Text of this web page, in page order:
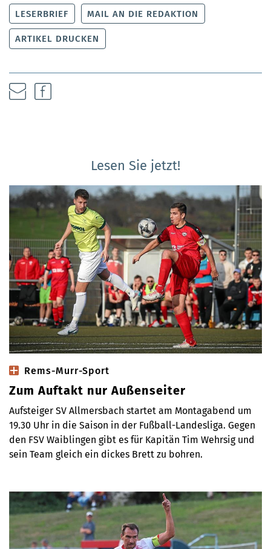
LESERBRIEF MAIL AN DIE REDAKTION
ARTIKEL DRUCKEN
Lesen Sie jetzt!
Rems-Murr-Sport
Zum Auftakt nur Außenseiter
Aufsteiger SV Allmersbach startet am Montagabend um
19.30 Uhr in die Saison in der Fußball-Landesliga. Gegen
den FSV Waiblingen gibt es für Kapitän Tim Wehrsig und
sein Team gleich ein dickes Brett zu bohren.